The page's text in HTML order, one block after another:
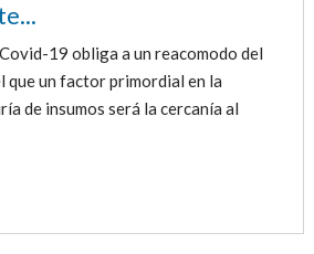
19 obliga a un reacomodo del
que un factor primordial en la
de insumos será la cercanía al